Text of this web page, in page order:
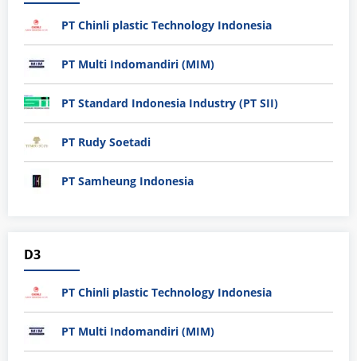
PT Chinli plastic Technology Indonesia
PT Multi Indomandiri (MIM)
PT Standard Indonesia Industry (PT SII)
PT Rudy Soetadi
PT Samheung Indonesia
D3
PT Chinli plastic Technology Indonesia
PT Multi Indomandiri (MIM)